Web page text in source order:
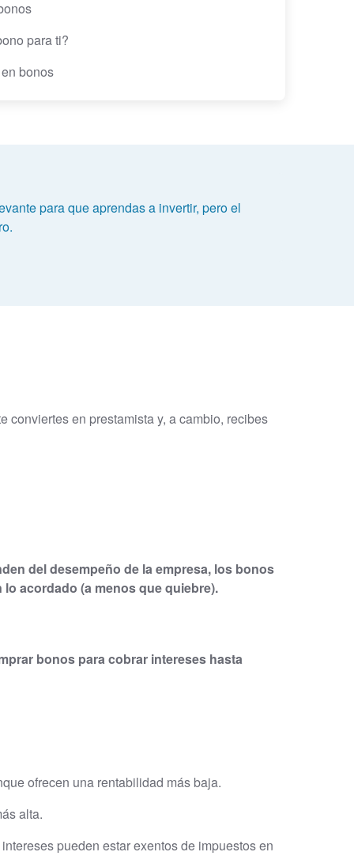
para ti?
bonos
para que aprendas a invertir, pero el
conviertes en prestamista y, a cambio, recibes
del desempeño de la empresa, los bonos
acordado (a menos que quiebre).
bonos para cobrar intereses hasta
ofrecen una rentabilidad más baja.
alta.
pueden estar exentos de impuestos en